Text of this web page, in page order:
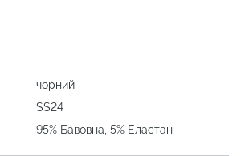
чорний
SS24
95% Бавовна, 5% Еластан